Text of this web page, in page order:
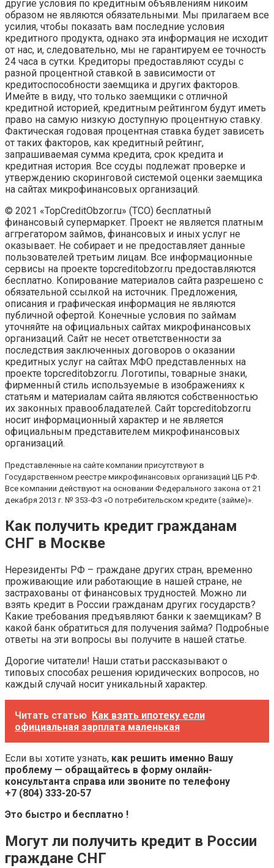
другие условия по кредитным объявлениям никоим
образом не являются обязательными. Мы прилагаем все
усилия, чтобы показать вам последние условия
кредитного продукта, однако эта информация не исходит
от нас, и, следовательно, мы не гарантируем ее точность
24 часа в сутки. Кредиторы предоставляют ссуды с
разной процентной ставкой в зависимости от
кредитоспособности заемщика и других факторов.
Имейте в виду, что только заемщики с отличной
кредитной историей, кредитным рейтингом будут иметь
право на самую низкую доступную процентную ставку.
Фактическая годовая процентная ставка будет зависеть
от таких факторов, как кредитный рейтинг,
запрашиваемая сумма кредита, срок кредита и
кредитная история. Все ссуды подлежат проверке и
утверждению скоринговой системой оценки заемщика
на сайтах микрофинансовых организаций.
© 2021 «TopCreditObzor.ru» (TCO) бесплатный
финансовый супермаркет. Проект не является платным
аггрегатором займов, финансовых и иных услуг не
оказывает. Не собирает и не предоставляет данные
пользователей третьим лицам. Все информационные
сервисы на проекте topcreditobzor.ru предоставляются
бесплатно. Копирование материалов сайта разрешено с
обязательной ссылкой на источник. Предложения,
описания и графическая информация не являются
публичной офертой. Конечные условия по займам
уточняйте на официальных сайтах микрофинансовых
организаций. Сайт не несет ответственности за
последствия заключенных договоров о оказании
кредитных услуг на сайтах МФО представленных на
проекте topcreditobzor.ru. Логотипы, товарные знаки,
фирменный стиль используемые в изображениях к
статьям и материалам сайта являются собственностью
их законных правообладателей. Сайт topcreditobzor.ru
носит информационный характер и не является
официальным представителем микрофинансовых
организаций.
Представленные на сайте компании присутствуют в
Государственном реестре микрофинансовых организаций ЦБ РФ.
Все компании действуют на основании Федерального закона от 21
декабря 2013 г. № 353-ФЗ «О потребительском кредите (займе)».
Как получить кредит гражданам
СНГ в Москве
Нерезиденты РФ – граждане других стран, временно
проживающие или работающие в нашей стране, не
застрахованы от финансовых трудностей. Можно ли
взять кредит в России гражданам других государств?
Какие требования предъявляют банки к заемщикам? В
какой банк обратиться для получения займа? Подробные
ответы на эти вопросы вы получите в нашей статье.
Дорогие читатели! Наши статьи рассказывают о
типовых способах решения юридических вопросов, но
каждый случай носит уникальный характер.
Читать статью Как взять ипотеку если
официальная зарплата маленькая
Если вы хотите узнать, как решить именно Вашу
проблему — обращайтесь в форму онлайн-
консультанта справа или звоните по телефону
+7 (804) 333-20-57
Это быстро и бесплатно !
Могут ли получить кредит в России
граждане СНГ